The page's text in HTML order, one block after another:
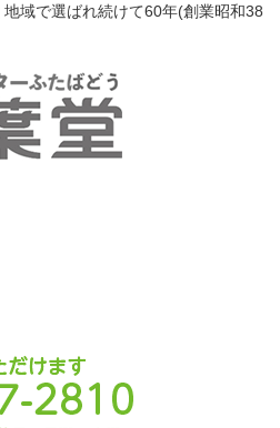
域で選ばれ続けて60年(創業昭和38